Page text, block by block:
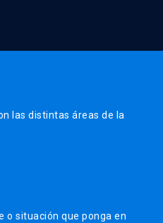
las distintas áreas de la
o situación que ponga en